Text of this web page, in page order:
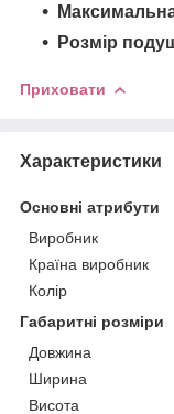
Розмір
Приховати
Характеристики
Основні атрибути
Виробник
Країна виробник
Колір
Габаритні розміри
Довжина
Ширина
Висота